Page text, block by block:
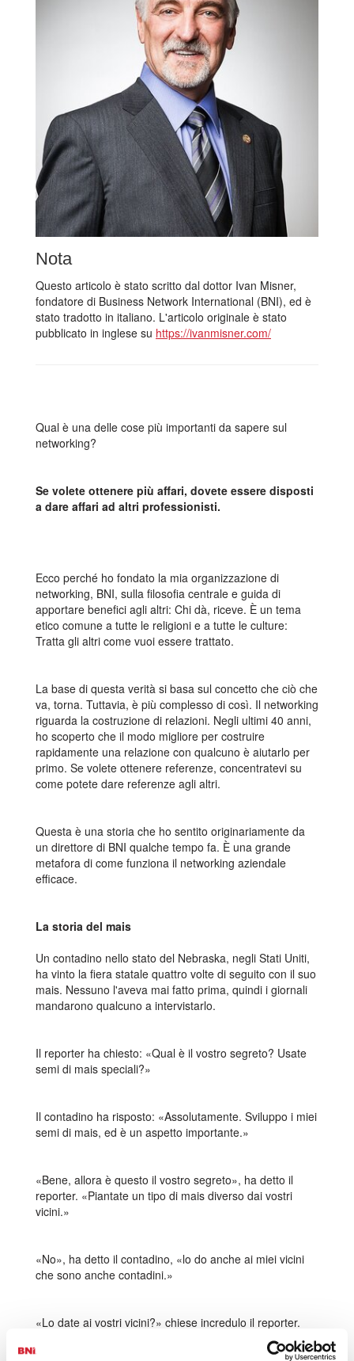
Nota
Questo articolo è stato scritto dal dottor Ivan Misner,
fondatore di Business Network International (BNI), ed è
stato tradotto in italiano. L'articolo originale è stato
pubblicato in inglese su https://ivanmisner.com/
Qual è una delle cose più importanti da sapere sul
networking?
Se volete ottenere più affari, dovete essere disposti
a dare affari ad altri professionisti.
Ecco perché ho fondato la mia organizzazione di
networking, BNI, sulla filosofia centrale e guida di
apportare benefici agli altri: Chi dà, riceve. È un tema
etico comune a tutte le religioni e a tutte le culture:
Tratta gli altri come vuoi essere trattato.
La base di questa verità si basa sul concetto che ciò che
va, torna. Tuttavia, è più complesso di così. Il networking
riguarda la costruzione di relazioni. Negli ultimi 40 anni,
ho scoperto che il modo migliore per costruire
rapidamente una relazione con qualcuno è aiutarlo per
primo. Se volete ottenere referenze, concentratevi su
come potete dare referenze agli altri.
Questa è una storia che ho sentito originariamente da
un direttore di BNI qualche tempo fa. È una grande
metafora di come funziona il networking aziendale
efficace.
La storia del mais
Un contadino nello stato del Nebraska, negli Stati Uniti,
ha vinto la fiera statale quattro volte di seguito con il suo
mais. Nessuno l'aveva mai fatto prima, quindi i giornali
mandarono qualcuno a intervistarlo.
Il reporter ha chiesto: «Qual è il vostro segreto? Usate
semi di mais speciali?»
Il contadino ha risposto: «Assolutamente. Sviluppo i miei
semi di mais, ed è un aspetto importante.»
«Bene, allora è questo il vostro segreto», ha detto il
reporter. «Piantate un tipo di mais diverso dai vostri
vicini.»
«No», ha detto il contadino, «lo do anche ai miei vicini
che sono anche contadini.»
«Lo date ai vostri vicini?» chiese incredulo il reporter.
«Perché dareste il vostro mais premiato ai vostri vicini?»